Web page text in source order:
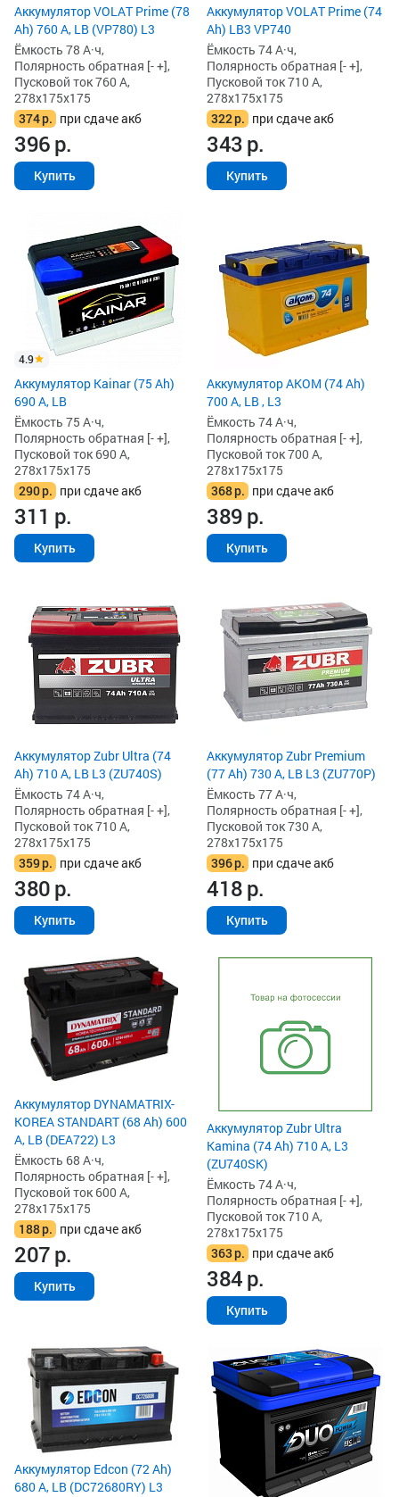
Аккумулятор VOLAT Prime (78
Ah) 760 А, LB (VP780) L3
Ёмкость 78 А·ч,
Полярность обратная [- +],
Пусковой ток 760 А,
278x175x175
374р. при сдаче акб
396р.
Купить
Аккумулятор VOLAT Prime (74
Ah) LB3 VP740
Ёмкость 74 А·ч,
Полярность обратная [- +],
Пусковой ток 710 А,
278x175x175
322р. при сдаче акб
343р.
Купить
4.9
Аккумулятор Kainar (75 Ah)
690 А, LB
Ёмкость 75 А·ч,
Полярность обратная [- +],
Пусковой ток 690 А,
278x175x175
290р. при сдаче акб
311 р.
Купить
Аккумулятор AKOM (74 Ah)
700 А, LB , L3
Ёмкость 74 А·ч,
Полярность обратная [- +],
Пусковой ток 700 А,
278x175x175
368р. при сдаче акб
389р.
Купить
Аккумулятор Zubr Ultra (74
Ah) 710 А, LB L3 (ZU740S)
Ёмкость 74 А·ч,
Полярность обратная [- +],
Пусковой ток 710 А,
278x175x175
359р. при сдаче акб
380р.
Купить
Аккумулятор Zubr Premium
(77 Ah) 730 А, LB L3 (ZU770P)
Ёмкость 77 А·ч,
Полярность обратная [- +],
Пусковой ток 730 А,
278x175x175
396р. при сдаче акб
418р.
Купить
Аккумулятор DYNAMATRIX-
KOREA STANDART (68 Ah) 600
А, LB (DEA722) L3
Ёмкость 68 А·ч,
Полярность обратная [- +],
Пусковой ток 600 А,
278x175x175
188р. при сдаче акб
207р.
Купить
Аккумулятор Zubr Ultra
Kamina (74 Ah) 710 А, L3
(ZU740SK)
Ёмкость 74 А·ч,
Полярность обратная [- +],
Пусковой ток 710 А,
278x175x175
363р. при сдаче акб
384р.
Купить
Аккумулятор Edcon (72 Ah)
680 А, LB (DC72680RY) L3